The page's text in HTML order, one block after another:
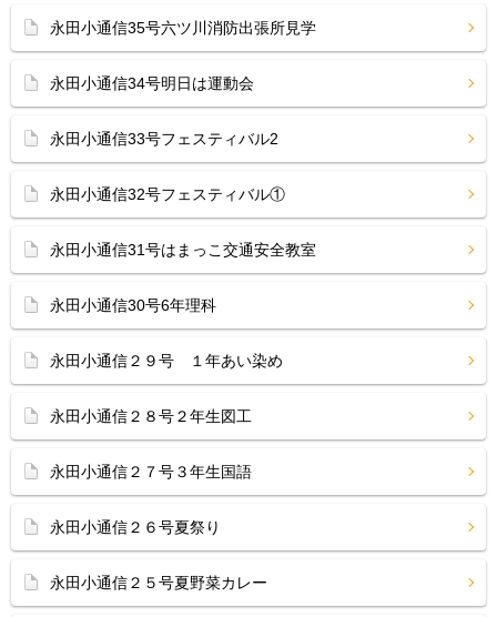
永田小通信35号六ツ川消防出張所見学
永田小通信34号明日は運動会
永田小通信33号フェスティバル2
永田小通信32号フェスティバル①
永田小通信31号はまっこ交通安全教室
永田小通信30号6年理科
永田小通信２９号 １年あい染め
永田小通信２８号２年生図工
永田小通信２７号３年生国語
永田小通信２６号夏祭り
永田小通信２５号夏野菜カレー